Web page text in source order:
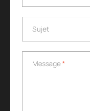
Sujet
Message*